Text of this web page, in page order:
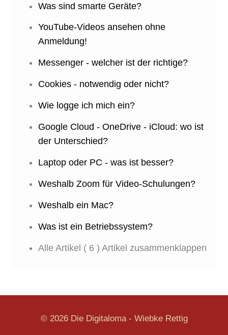
Was sind smarte Geräte?
YouTube-Videos ansehen ohne
Anmeldung!
Messenger - welcher ist der richtige?
Cookies - notwendig oder nicht?
Wie logge ich mich ein?
Google Cloud - OneDrive - iCloud: wo ist
der Unterschied?
Laptop oder PC - was ist besser?
Weshalb Zoom für Video-Schulungen?
Weshalb ein Mac?
Was ist ein Betriebssystem?
Alle Artikel ( 6 ) Artikel zusammenklappen
© 2026 Die Digitaloma - Wiebke Rettig